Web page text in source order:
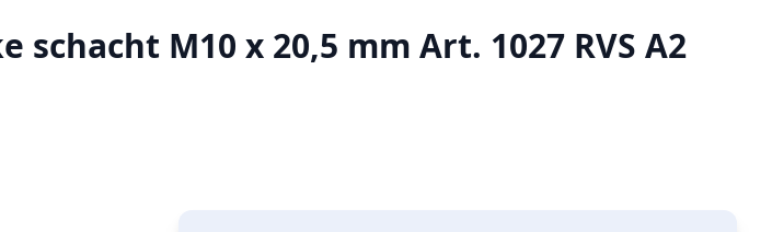
M10 x 20,5 mm Art. 1027 RVS A2